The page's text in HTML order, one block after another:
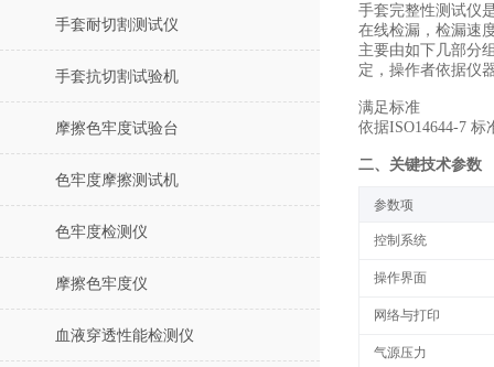
手套耐切割测试仪
手套抗切割试验机
摩擦色牢度试验台
色牢度摩擦测试机
色牢度检测仪
摩擦色牢度仪
血液穿透性能检测仪
手套完整性测试仪
在线检漏，检漏速
主要由如下几部分
定，操作者依据仪
满足标准
依据ISO14644-7 标
二、关键技术参数
‌参数项‌
控制系统
操作界面
网络与打印
气源压力